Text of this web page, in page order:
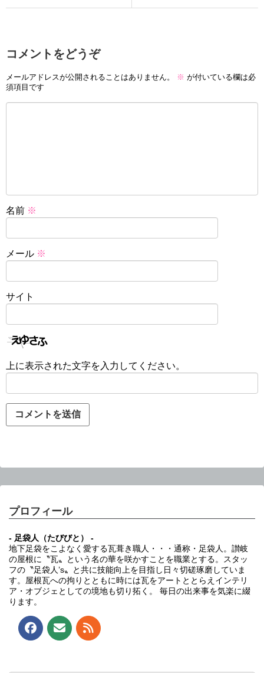
コメントをどうぞ
メールアドレスが公開されることはありません。 ※ が付いている欄は必
須項目です
名前 ※
メール ※
サイト
上に表示された文字を入力してください。
プロフィール
- 足袋人（たびびと） -
地下足袋をこよなく愛する瓦葺き職人・・・通称・足袋人。讃岐
の屋根に〝瓦〟という名の華を咲かすことを職業とする。スタッ
フの〝足袋人’s〟と共に技能向上を目指し日々切磋琢磨していま
す。屋根瓦への拘りとともに時には瓦をアートととらえインテリ
ア・オブジェとしての境地も切り拓く。 毎日の出来事を気楽に綴
ります。